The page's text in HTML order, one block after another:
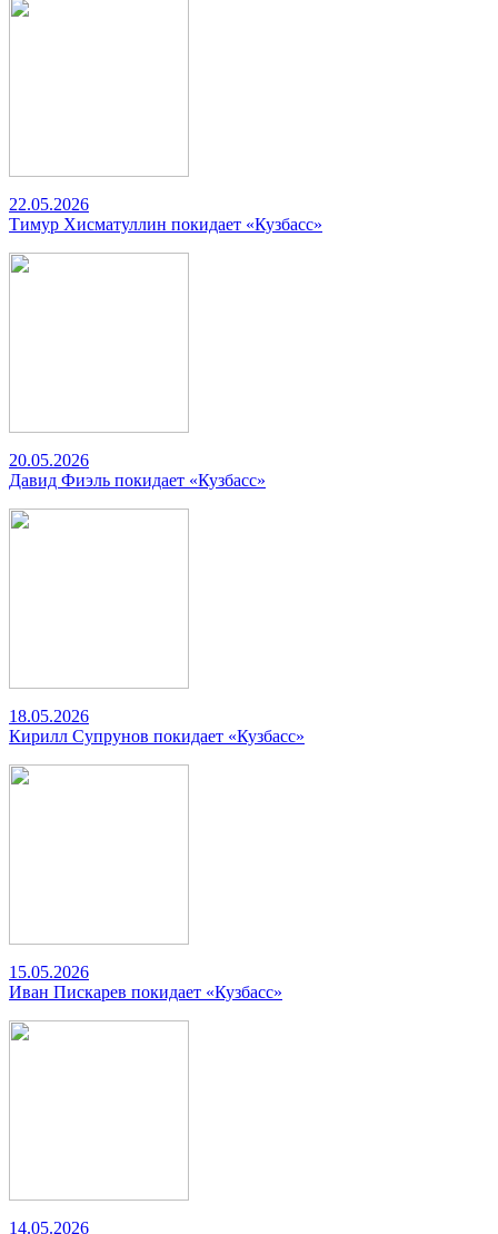
22.05.2026
Тимур Хисматуллин покидает «Кузбасс»
20.05.2026
Давид Фиэль покидает «Кузбасс»
18.05.2026
Кирилл Супрунов покидает «Кузбасс»
15.05.2026
Иван Пискарев покидает «Кузбасс»
14.05.2026